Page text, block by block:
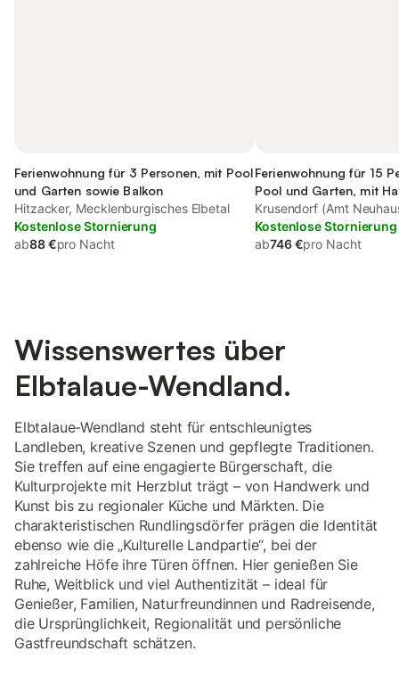
Ferienwohnung für 3 Personen, mit Pool
und Garten sowie Balkon
Hitzacker, Mecklenburgisches Elbetal
Kostenlose Stornierung
ab88 €pro Nacht
Ferienwohnung für 15
Pool und Garten, mit
Krusendorf (Amt
Kostenlose Stornierung
ab746 €pro Nacht
Wissenswertes über
Elbtalaue-Wendland.
Elbtalaue-Wendland steht für entschleunigtes
Landleben, kreative Szenen und gepflegte Traditionen.
Sie treffen auf eine engagierte Bürgerschaft, die
Kulturprojekte mit Herzblut trägt – von Handwerk und
Kunst bis zu regionaler Küche und Märkten. Die
charakteristischen Rundlingsdörfer prägen die Identität
ebenso wie die „Kulturelle Landpartie“, bei der
zahlreiche Höfe ihre Türen öffnen. Hier genießen Sie
Ruhe, Weitblick und viel Authentizität – ideal für
Genießer, Familien, Naturfreundinnen und Radreisende,
die Ursprünglichkeit, Regionalität und persönliche
Gastfreundschaft schätzen.